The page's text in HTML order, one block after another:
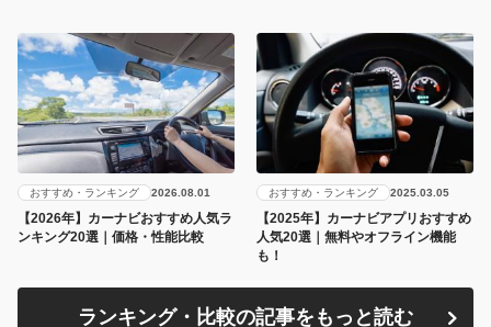
おすすめ・ランキング 2026.08.01
【2026年】カーナビおすすめ人気ラ
ンキング20選｜価格・性能比較
おすすめ・ランキング 2025.03.05
【2025年】カーナビアプリおすすめ
人気20選｜無料やオフライン機能
も！
ランキング・比較の記事をもっと読む